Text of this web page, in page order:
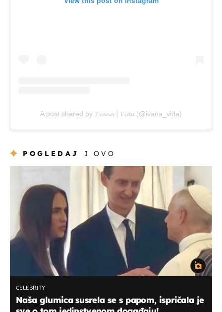
A post shared by 𝓘𝓿𝓪𝓷𝓪┃𝓥𝓲𝓭𝓪 (@ivana_vida)
POGLEDAJ I OVO
CELEBRITY
Naša glumica susrela se s papom, ispričala je